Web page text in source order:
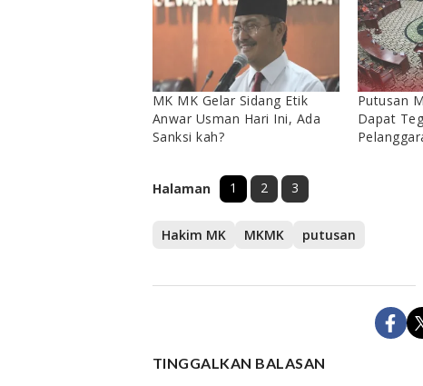
MK MK Gelar Sidang Etik
Anwar Usman Hari Ini, Ada
Sanksi kah?
Putusan
Dapat
Halaman 1 2 3
Hakim MK MKMK putusan
TINGGALKAN BALASAN